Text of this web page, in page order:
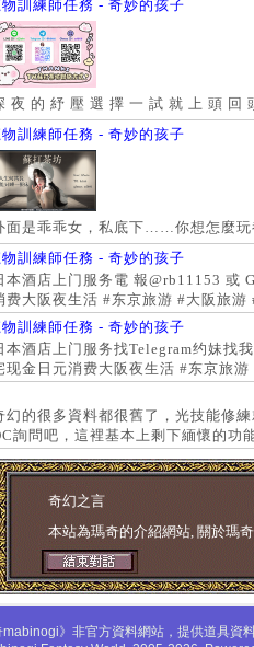
訓練師任務 - 奇妙的孩子
夜 的 紓 壓 選 擇 一 試 就 上 頭 回
訓練師任務 - 奇妙的孩子
面是乖乖女，私底下……你想怎麼玩
訓練師任務 - 奇妙的孩子
本酒店上门服务電 報@rb11153 或
费大阪夜生活 #东京旅游 #大阪旅
上门服务 #大阪上门服务新宿风俗
萝莉 #大阪萝莉 #日本学生妹
訓練師任務 - 奇妙的孩子
本酒店上门服务找Telegram约妹找
现金日元消费大阪夜生活 #东京旅
阪外约 #东京上门服务 #大阪上门
本女孩 #大阪女孩 #日本萝莉 #大
幻的很多資料都很舊了，光技能修
詢問吧，這裡基本上剩下緬懷的功能
奇幻之言
本站為瑪奇的介紹網站, 關於瑪
》非官方資料網站，提供道具資